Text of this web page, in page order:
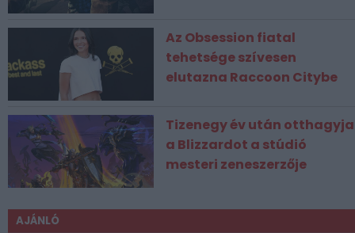
Az Obsession fiatal
tehetsége szívesen
elutazna Raccoon Citybe
Tizenegy év után otthagyja
a Blizzardot a stúdió
mesteri zeneszerzője
AJÁNLÓ